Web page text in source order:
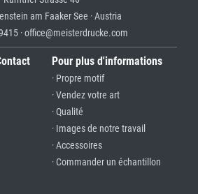
am Faaker See · Austria
· office@meisterdrucke.com
Pour plus d'informations
· Propre motif
· Vendez votre art
· Qualité
· Images de notre travail
· Accessoires
· Commander un échantillon